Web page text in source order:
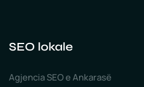
SEO lokale
Agjencia SEO e Ankarasë